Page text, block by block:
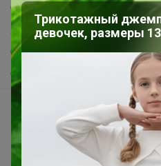
Самое выгодное
Хиты продаж
Самое желанное
Самое быстрое
Начать зарабатывать с 24-ok
Picabox.ru - Лучшее место
Розыгрыш - Генератор
Трикотажный
девочек, размеры